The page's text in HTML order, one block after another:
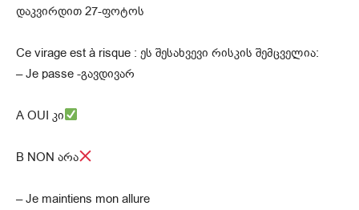
დაკვირდით 27-ფოტოს
Ce virage est à risque : ეს შესახვევი რისკის შემცველია:
– Je passe -გავდივარ
A OUI კი
B NON არა
– Je maintiens mon allure